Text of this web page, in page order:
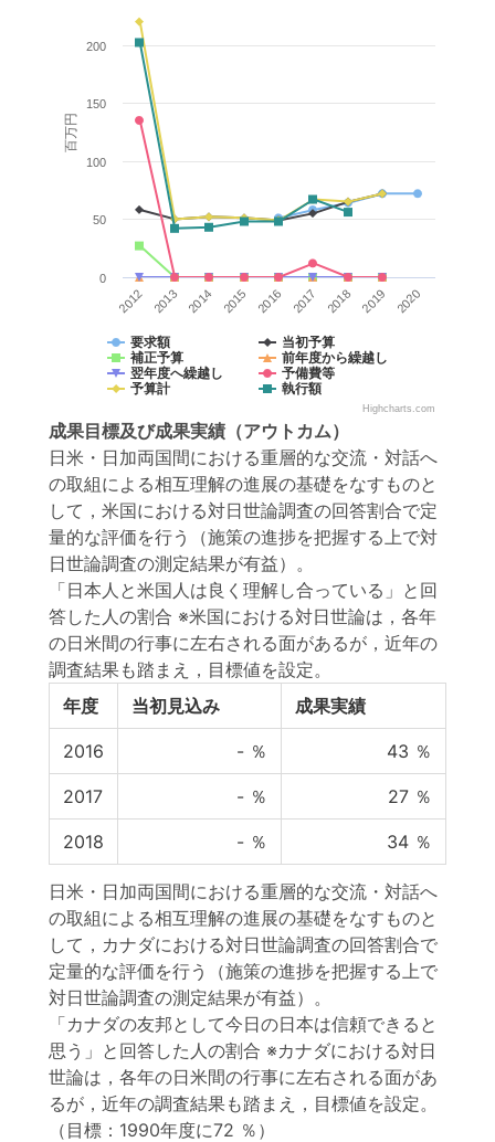
百万円
要求額
当初予算
補正予算
前年度から繰越し
翌年度へ繰越し
予備費等
予算計
執行額
2012 2013 2014 2015 2016 2017 2018 2019 2020
0
50
100
150
200
Highcharts.com
成果目標及び成果実績 （アウトカム）
日米・日加両国間における重層的な交流・対話へ
の取組による相互理解の進展の基礎をなすものと
して，米国における対日世論調査の回答割合で定
量的な評価を行う（施策の進捗を把握する上で対
日世論調査の測定結果が有益）。
「日本人と米国人は良く理解し合っている」と回
答した人の割合 ※米国における対日世論は，各年
の日米間の行事に左右される面があるが，近年の
調査結果も踏まえ，目標値を設定。
年度
当初見込み 成果実績
2016 - ％ 43 ％
2017 - ％ 27 ％
2018 - ％ 34 ％
日米・日加両国間における重層的な交流・対話へ
の取組による相互理解の進展の基礎をなすものと
して，カナダにおける対日世論調査の回答割合で
定量的な評価を行う（施策の進捗を把握する上で
対日世論調査の測定結果が有益）。
「カナダの友邦として今日の日本は信頼できると
思う」と回答した人の割合 ※カナダにおける対日
世論は，各年の日米間の行事に左右される面があ
るが，近年の調査結果も踏まえ，目標値を設定。
（目標：1990年度に72 ％）